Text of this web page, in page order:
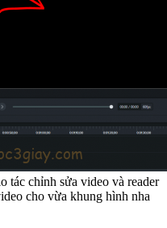
tác chỉnh sửa video và reader
cho vừa khung hình nha